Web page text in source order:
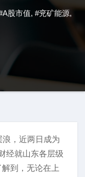
股市值, #兖矿能源,
浪，近两日成为
经就山东各层级
到，无论在上